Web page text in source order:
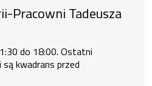
Pracowni Tadeusza
do 18:00. Ostatni
kwadrans przed